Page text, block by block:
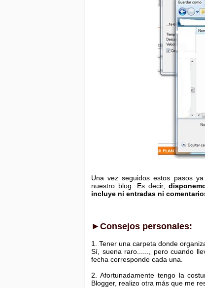
Una vez seguidos estos pasos
nuestro blog. Es decir,
incluye ni entradas ni
►Consejos personales:
1. Tener una carpeta donde
Sí, suena raro......, pero cuando
fecha corresponde cada una.
2. Afortunadamente tengo la
Blogger, realizo otra más que me